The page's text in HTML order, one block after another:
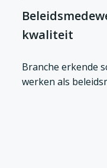
kwaliteit
Branche erkende
werken als